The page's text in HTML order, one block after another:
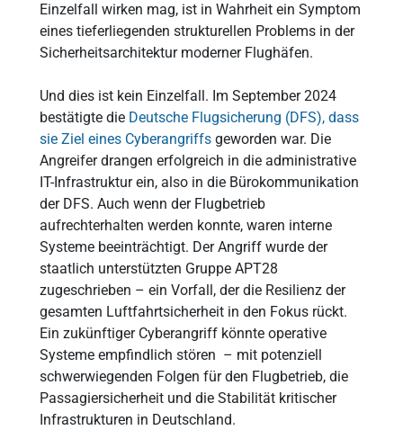
Einzelfall wirken mag, ist in Wahrheit ein Symptom
eines tieferliegenden strukturellen Problems in der
Sicherheitsarchitektur moderner Flughäfen.
Und dies ist kein Einzelfall. Im September 2024
bestätigte die Deutsche Flugsicherung (DFS), dass
sie Ziel eines Cyberangriffsgeworden war. Die
Angreifer drangen erfolgreich in die administrative
IT-Infrastruktur ein, also in die Bürokommunikation
der DFS. Auch wenn der Flugbetrieb
aufrechterhalten werden konnte, waren interne
Systeme beeinträchtigt. Der Angriff wurde der
staatlich unterstützten Gruppe APT28
zugeschrieben – ein Vorfall, der die Resilienz der
gesamten Luftfahrtsicherheit in den Fokus rückt.
Ein zukünftiger Cyberangriff könnte operative
Systeme empfindlich stören – mit potenziell
schwerwiegenden Folgen für den Flugbetrieb, die
Passagiersicherheit und die Stabilität kritischer
Infrastrukturen in Deutschland.